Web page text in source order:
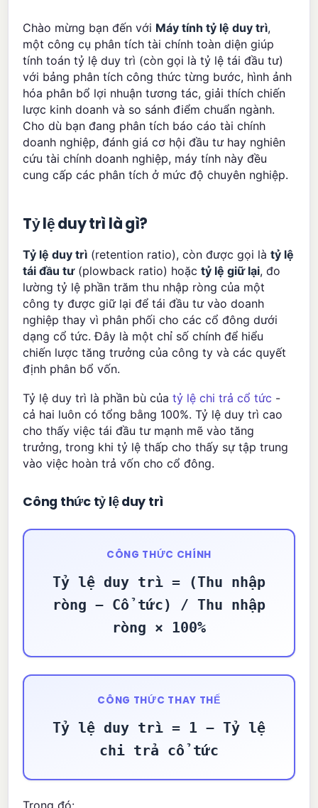
Chào mừng bạn đến với Máy tính tỷ lệ duy trì,
một công cụ phân tích tài chính toàn diện giúp
tính toán tỷ lệ duy trì (còn gọi là tỷ lệ tái đầu tư)
với bảng phân tích công thức từng bước, hình ảnh
hóa phân bổ lợi nhuận tương tác, giải thích chiến
lược kinh doanh và so sánh điểm chuẩn ngành.
Cho dù bạn đang phân tích báo cáo tài chính
doanh nghiệp, đánh giá cơ hội đầu tư hay nghiên
cứu tài chính doanh nghiệp, máy tính này đều
cung cấp các phân tích ở mức độ chuyên nghiệp.
Tỷ lệ duy trì là gì?
Tỷ lệ duy trì (retention ratio), còn được gọi làtỷ lệ
tái đầu tư(plowback ratio) hoặctỷ lệ giữ lại, đo
lường tỷ lệ phần trăm thu nhập ròng của một
công ty được giữ lại để tái đầu tư vào doanh
nghiệp thay vì phân phối cho các cổ đông dưới
dạng cổ tức. Đây là một chỉ số chính để hiểu
chiến lược tăng trưởng của công ty và các quyết
định phân bổ vốn.
Tỷ lệ duy trì là phần bù củatỷ lệ chi trả cổ tức -
cả hai luôn có tổng bằng 100%. Tỷ lệ duy trì cao
cho thấy việc tái đầu tư mạnh mẽ vào tăng
trưởng, trong khi tỷ lệ thấp cho thấy sự tập trung
vào việc hoàn trả vốn cho cổ đông.
Công thức tỷ lệ duy trì
CÔNG THỨC CHÍNH
Tỷ lệ duy trì = (Thu nhập
ròng − Cổ tức) / Thu nhập
ròng × 100%
CÔNG THỨC THAY THẾ
Tỷ lệ duy trì = 1 − Tỷ lệ
chi trả cổ tức
Trong đó: